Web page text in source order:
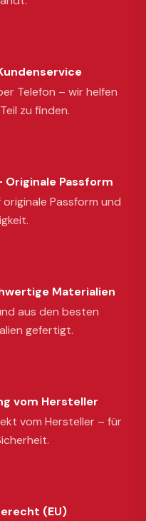
Telefon – wir helfen
zu finden.
Originale Passform
Passform und
Materialien
aus den besten
gefertigt.
vom Hersteller
vom Hersteller – für
(EU)